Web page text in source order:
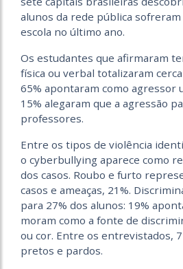
alunos da rede pública
escola no último ano.
Os estudantes que afirmaram
física ou verbal totalizaram
65% apontaram como agressor
15% alegaram que a agressão
professores.
Entre os tipos de violência
o cyberbullying aparece como
dos casos. Roubo e furto
casos e ameaças, 21%.
para 27% dos alunos: 19%
moram como a fonte de
ou cor. Entre os entrevistados,
pretos e pardos.